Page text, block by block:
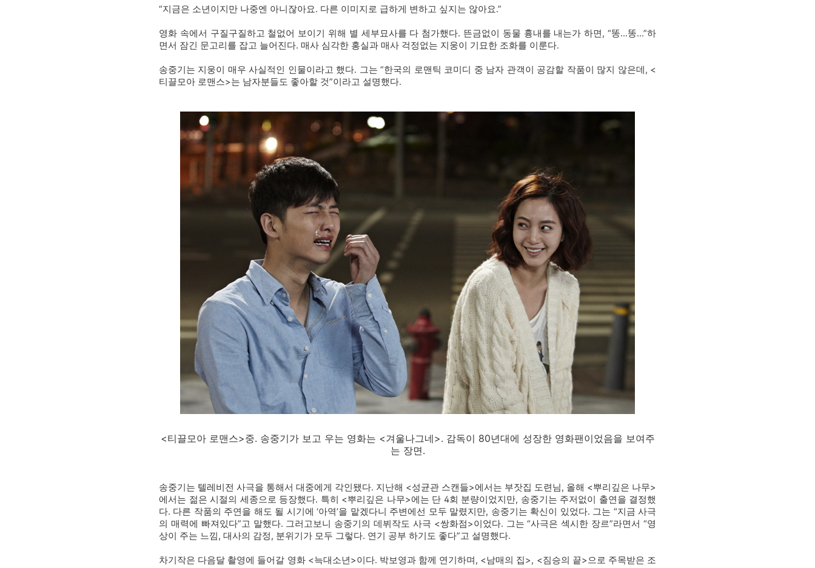
“지금은 소년이지만 나중엔 아니잖아요. 다른 이미지로 급하게 변하고 싶지는 않아요.”
영화 속에서 구질구질하고 철없어 보이기 위해 별 세부묘사를 다 첨가했다. 뜬금없이 동물 흉내를 내는가 하면, “똥…똥…”하
면서 잠긴 문고리를 잡고 늘어진다. 매사 심각한 홍실과 매사 걱정없는 지웅이 기묘한 조화를 이룬다.
송중기는 지웅이 매우 사실적인 인물이라고 했다. 그는 “한국의 로맨틱 코미디 중 남자 관객이 공감할 작품이 많지 않은데, <
티끌모아 로맨스>는 남자분들도 좋아할 것”이라고 설명했다.
<티끌모아 로맨스>중. 송중기가 보고 우는 영화는 <겨울나그네>. 감독이 80년대에 성장한 영화팬이었음을 보여주
는 장면.
송중기는 텔레비전 사극을 통해서 대중에게 각인됐다. 지난해 <성균관 스캔들>에서는 부잣집 도련님, 올해 <뿌리깊은 나무>
에서는 젊은 시절의 세종으로 등장했다. 특히 <뿌리깊은 나무>에는 단 4회 분량이었지만, 송중기는 주저없이 출연을 결정했
다. 다른 작품의 주연을 해도 될 시기에 ‘아역’을 맡겠다니 주변에선 모두 말렸지만, 송중기는 확신이 있었다. 그는 “지금 사극
의 매력에 빠져있다”고 말했다. 그러고보니 송중기의 데뷔작도 사극 <쌍화점>이었다. 그는 “사극은 섹시한 장르”라면서 “영
상이 주는 느낌, 대사의 감정, 분위기가 모두 그렇다. 연기 공부 하기도 좋다”고 설명했다.
차기작은 다음달 촬영에 들어갈 영화 <늑대소년>이다. 박보영과 함께 연기하며, <남매의 집>, <짐승의 끝>으로 주목받은 조